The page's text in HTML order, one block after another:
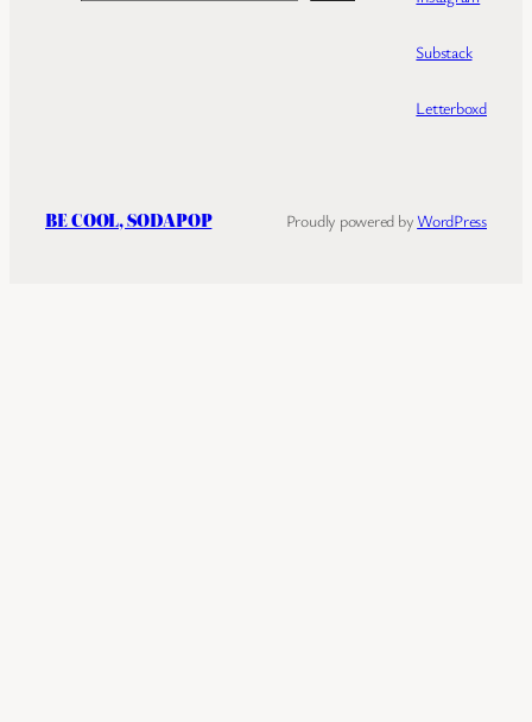
Substack
Letterboxd
BE COOL, SODAPOP Proudly powered byWordPress